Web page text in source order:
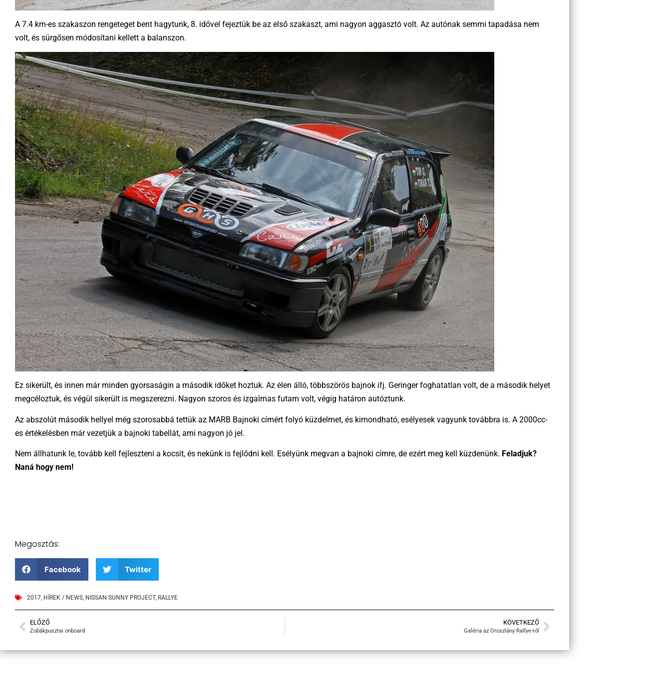
A 7.4 km-es szakaszon rengeteget bent hagytunk, 8. idővel fejeztük be az első szakaszt, ami nagyon aggasztó volt. Az autónak semmi tapadása nem
volt, és sürgősen módosítani kellett a balanszon.
Ez sikerült, és innen már minden gyorsaságin a második időket hoztuk. Az élen álló, többszörös bajnok ifj. Geringer foghatatlan volt, de a második helyet
megcéloztuk, és végül sikerült is megszerezni. Nagyon szoros és izgalmas futam volt, végig határon autóztunk.
Az abszolút második hellyel még szorosabbá tettük az MARB Bajnoki címért folyó küzdelmet, és kimondható, esélyesek vagyunk továbbra is. A 2000cc-
es értékelésben már vezetjük a bajnoki tabellát, ami nagyon jó jel.
Nem állhatunk le, tovább kell fejleszteni a kocsit, és nekünk is fejlődni kell. Esélyünk megvan a bajnoki címre, de ezért meg kell küzdenünk. Feladjuk?
Naná hogy nem!
Megosztás:
Facebook Twitter
2017, HÍREK / NEWS, NISSAN SUNNY PROJECT, RALLYE
ELŐZŐ
Zobákpusztai onboard
KÖVETKEZŐ
Galéria az Oroszlány Rallye-ról